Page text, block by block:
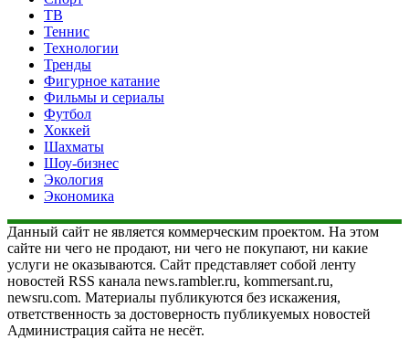
ТВ
Теннис
Технологии
Тренды
Фигурное катание
Фильмы и сериалы
Футбол
Хоккей
Шахматы
Шоу-бизнес
Экология
Экономика
Данный сайт не является коммерческим проектом. На этом
сайте ни чего не продают, ни чего не покупают, ни какие
услуги не оказываются. Сайт представляет собой ленту
новостей RSS канала news.rambler.ru, kommersant.ru,
newsru.com. Материалы публикуются без искажения,
ответственность за достоверность публикуемых новостей
Администрация сайта не несёт.